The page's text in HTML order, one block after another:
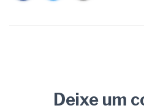
Deixe um